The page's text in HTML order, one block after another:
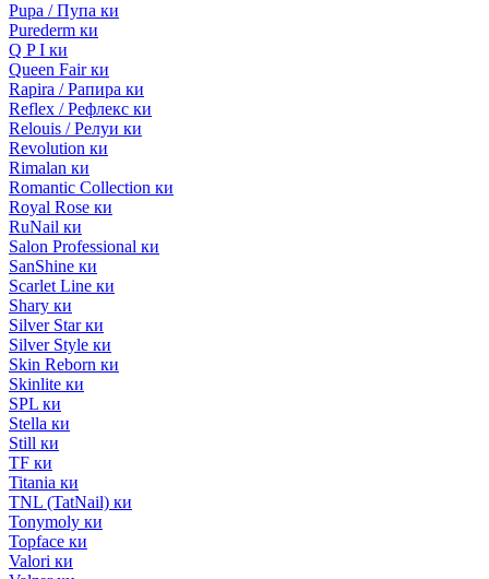
Pupa / Пупа ки
Purederm ки
Q P I ки
Queen Fair ки
Rapira / Рапира ки
Reflex / Рефлекс ки
Relouis / Релуи ки
Revolution ки
Rimalan ки
Romantic Collection ки
Royal Rose ки
RuNail ки
Salon Professional ки
SanShine ки
Scarlet Line ки
Shary ки
Silver Star ки
Silver Style ки
Skin Reborn ки
Skinlite ки
SPL ки
Stella ки
Still ки
TF ки
Titania ки
TNL (TatNail) ки
Tonymoly ки
Topface ки
Valori ки